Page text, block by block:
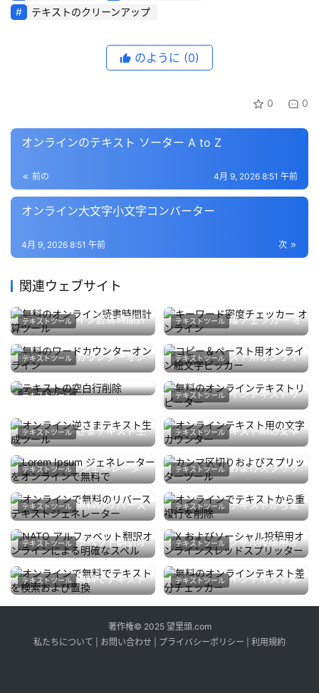
テキストのクリーンアップ
のように (0)
0 0
オンラインのテキスト ソーター A to Z
前の 4月 9, 2026 8:51 午前
オンライン大文字小文字コンバーター
次
4月 9, 2026 8:51 午前
関連ウェブサイト
無料のオンライン読書時間計
算ツール
4月 10, 2026 199
テキストツール
キーワード密度チェッカー オ
ンライン
4月 11, 2026 237
テキストツール
無料のワードカウンターオン
ライン
4月 9, 2026 275
テキストツール
コピー＆ペースト用オンライ
ン絵文字ピッカー
4月 13, 2026 215
テキストツール
テキストの空白行削除
4月 9, 2026 230
テキストツール
無料のオンラインテキストリ
ピーター
4月 9, 2026 215
テキストツール
オンライン逆さまテキスト生
成ツール
4月 13, 2026 209
テキストツール
オンラインテキスト用の文字
カウンター
4月 9, 2026 252
テキストツール
Lorem Ipsum ジェネレータ
ーをオンラインで無料で
4月 11, 2026 255
テキストツール
カンマ区切りおよびスプリッ
ターツール
4月 9, 2026 226
テキストツール
オンラインで無料のリバース
テキストジェネレーター
4月 10, 2026 249
テキストツール
オンラインでテキストから重
複行を削除
4月 9, 2026 260
テキストツール
NATO アルファベット翻訳オ
ンラインによる明確なスペル
4月 15, 2026 200
テキストツール
X およびソーシャル投稿用オ
ンラインスレッドスプリッタ
ー
4月 13, 2026 222
テキストツール
オンラインで無料でテキスト
を検索および置換
4月 10, 2026 205
テキストツール
無料のオンラインテキスト差
分チェッカー
4月 10, 2026 196
テキストツール
著作権© 2025 望里頭.com
私たちについて
お問い合わせ プライバシーポリシー 利用規約